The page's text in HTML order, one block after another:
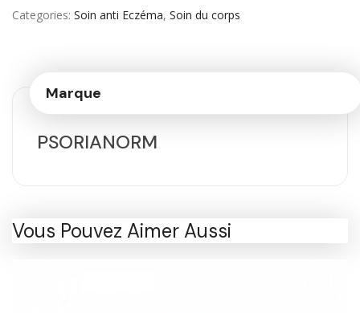
Categories Soin anti Eczéma, Soin du corps
Marque
PSORIANORM
Vous Pouvez Aimer Aussi